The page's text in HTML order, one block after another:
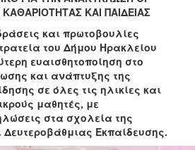
ΚΑΙ ΠΑΙΔΕΙΑΣ
και πρωτοβουλίες
του Δήμου Ηρακλείου
ευαισθητοποίηση στο
και ανάπτυξης της
σε όλες τις ηλικίες και
μαθητές, με
στα σχολεία της
Εκπαίδευσης.